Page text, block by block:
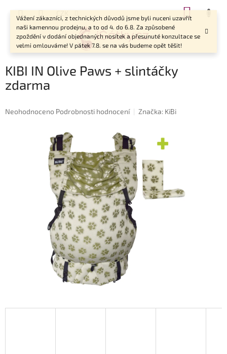
Vážení zákazníci, z technických důvodů jsme byli nuceni uzavřít
naši kamennou prodejnu, a to od 4. do 6.8. Za způsobené
zpoždění v dodání objednaných nosítek a přesunuté konzultace se
velmi omlouváme! V pátek 7.8. se na vás budeme opět těšit!
CZK
KIBI IN Olive Paws + slintáčky
zdarma
Průměrné
Neohodnoceno Podrobnosti hodnocení Značka: KiBi